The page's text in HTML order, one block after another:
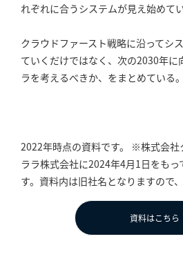
れぞれに合うシステムが見え始めてい
クラウドファースト戦略に沿ってシ
ていくだけではなく、次の2030年に
ラを考えるべきか、をまとめている。
2022年時点の資料です。 ※株式会社
ララ株式会社に2024年4月1日をもっ
す。資料内は旧社名となりますので
資料はこちら